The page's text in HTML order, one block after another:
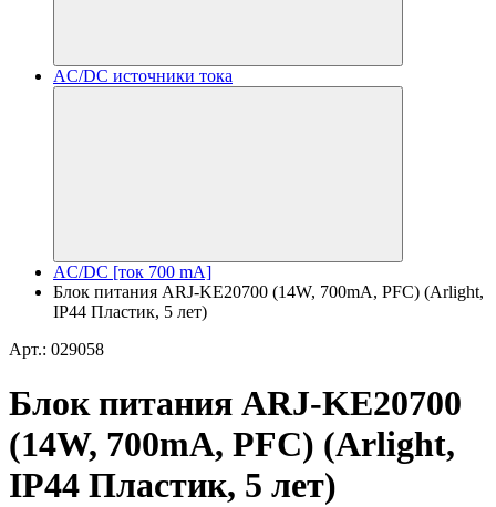
AC/DC источники тока
AC/DC [ток 700 mA]
Блок питания ARJ-KE20700 (14W, 700mA, PFC) (Arlight,
IP44 Пластик, 5 лет)
Арт.: 029058
Блок питания ARJ-KE20700
(14W, 700mA, PFC) (Arlight,
IP44 Пластик, 5 лет)